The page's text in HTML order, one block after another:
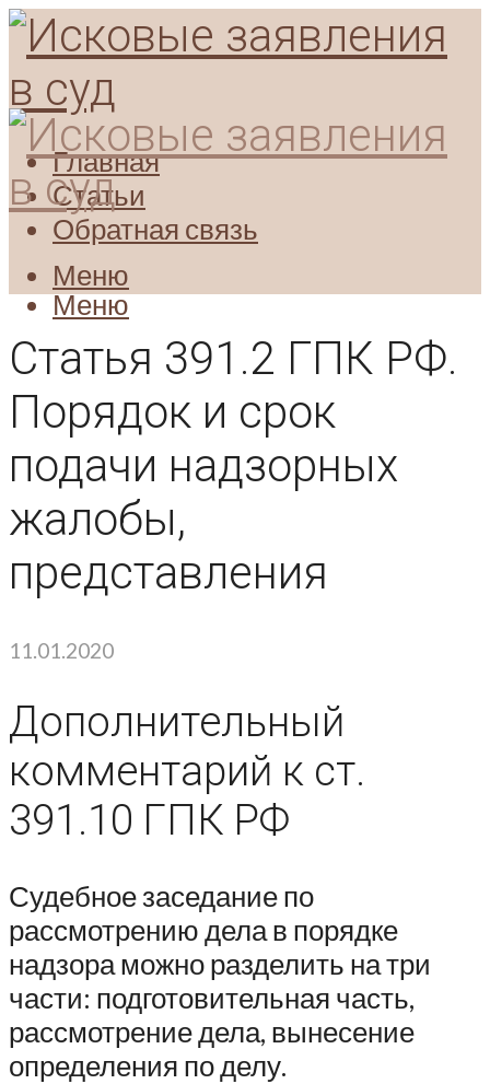
Главная
Статьи
Обратная связь
Меню
Меню
Статья 391.2 ГПК РФ.
Порядок и срок
подачи надзорных
жалобы,
представления
11.01.2020
Дополнительный
комментарий к ст.
391.10 ГПК РФ
Судебное заседание по
рассмотрению дела в порядке
надзора можно разделить на три
части: подготовительная часть,
рассмотрение дела, вынесение
определения по делу.